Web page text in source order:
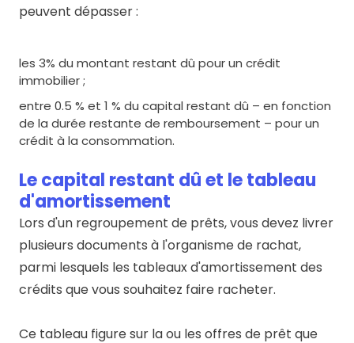
peuvent dépasser :
les 3% du montant restant dû pour un crédit
immobilier ;
entre 0.5 % et 1 % du capital restant dû – en fonction
de la durée restante de remboursement – pour un
crédit à la consommation.
Le capital restant dû et le tableau
d'amortissement
Lors d'un regroupement de prêts, vous devez livrer
plusieurs documents à l'organisme de rachat,
parmi lesquels les tableaux d'amortissement des
crédits que vous souhaitez faire racheter.
Ce tableau figure sur la ou les offres de prêt que